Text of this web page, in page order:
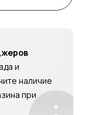
и
наличие
при